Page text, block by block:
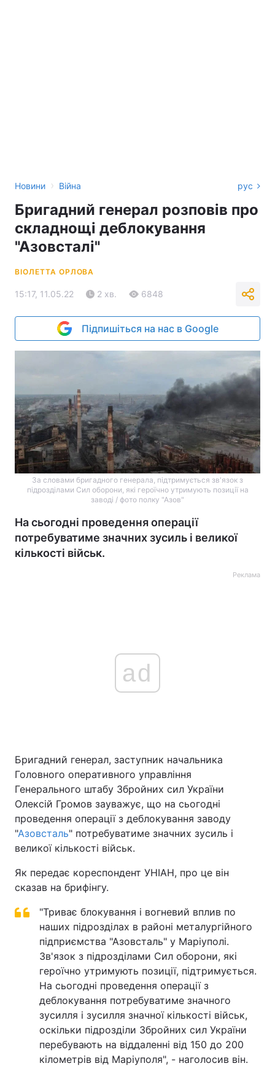
Новини › Війна рус
Бригадний генерал розповів про
складнощі деблокування
"Азовсталі"
ВІОЛЕТТА ОРЛОВА
15:17, 11.05.22 2 хв. 6848
Підпишіться на нас в Google
За словами бригадного генерала, підтримується зв'язок з
підрозділами Сил оборони, які героїчно утримують позиції на
заводі / фото полку "Азов"
На сьогодні проведення операції
потребуватиме значних зусиль і великої
кількості військ.
Реклама
ad
Бригадний генерал, заступник начальника
Головного оперативного управління
Генерального штабу Збройних сил України
Олексій Громов зауважує, що на сьогодні
проведення операції з деблокування заводу
"Азовсталь" потребуватиме значних зусиль і
великої кількості військ.
Як передає кореспондент УНІАН, про це він
сказав на брифінгу.
"Триває блокування і вогневий вплив по
наших підрозділах в районі металургійного
підприємства "Азовсталь" у Маріуполі.
Зв'язок з підрозділами Сил оборони, які
героїчно утримують позиції, підтримується.
На сьогодні проведення операції з
деблокування потребуватиме значного
зусилля і зусилля значної кількості військ,
оскільки підрозділи Збройних сил України
перебувають на віддаленні від 150 до 200
кілометрів від Маріуполя", - наголосив він.